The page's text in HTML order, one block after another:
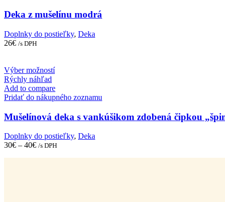
Deka z mušelínu modrá
Doplnky do postieľky, Deka
26€ /s DPH
Výber možnostíThis
has
multiple
The
options
may
be
on
Rýchly náhľad
Add to compare
Pridať do nákupného zoznamu
Mušelínová deka s vankúšikom zdobená čipkou
Doplnky do postieľky, Deka
30€ – 40€ /s DPH